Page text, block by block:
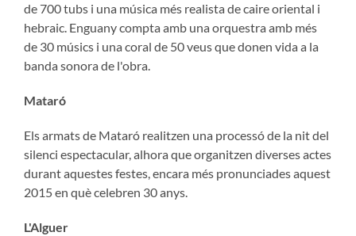
de 700 tubs i una música més realista de caire oriental i
hebraic. Enguany compta amb una orquestra amb més
de 30 músics i una coral de 50 veus que donen vida a la
banda sonora de l'obra.
Mataró
Els armats de Mataró realitzen una processó de la nit del
silenci espectacular, alhora que organitzen diverses actes
durant aquestes festes, encara més pronunciades aquest
2015 en què celebren 30 anys.
L'Alguer